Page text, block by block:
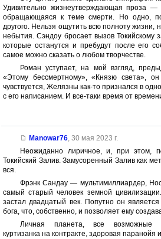
Удивительно жизнеутверждающая проза
обращающаяся к теме смерти. Но одно,
другого. Нельзя ощутить всю полноту жизни,
небытия. Сэндоу бросает вызов Токийскому
которые останутся и пребудут после его
самое можно сказать о любом творчестве.
Роман уступает, на мой взгляд,
«Этому бессмертному», «Князю света»,
чувствуется, Желязны как-то признался в
с его написанием. И все-таки время от
Manowar76, 30 мая 2023 г.
Неожиданно лиричное, и, при этом,
Токийский Залив. Замусоренный Залив как
вся.
Фрэнк Сандау — мультимиллиардер,
самый старый человек земной
застал двадцатый век. Попутно он
бога, что, собственно, и позволяет ему
Личная планета, все возможные
куртизанка на контракте, здоровая паранойя